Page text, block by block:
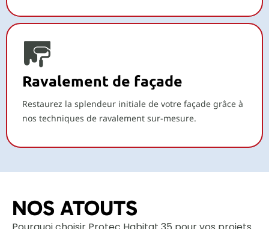
Ravalement de façade
Restaurez la splendeur initiale de votre façade grâce à
nos techniques de ravalement sur-mesure.
NOS ATOUTS